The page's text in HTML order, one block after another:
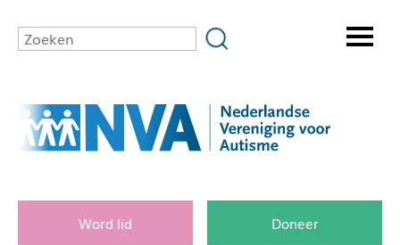
Word lid Doneer